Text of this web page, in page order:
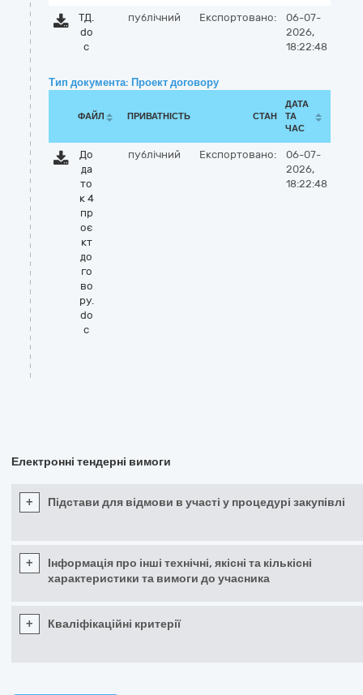
ТД.
do
c
публічний Експортовано:
06-07-
2026,
18:22:48
Тип документа: Проект договору
ФАЙЛ ПРИВАТНІСТЬ СТАН
ДАТА
ТА
ЧАС
До
да
то
к 4
пр
оє
кт
до
го
во
ру.
do
c
публічний Експортовано:
06-07-
2026,
18:22:48
Електронні тендерні вимоги
+ Підстави для відмови в участі у процедурі закупівлі
+
Інформація про інші технічні, якісні та кількісні
характеристики та вимоги до учасника
+ Кваліфікаційні критерії